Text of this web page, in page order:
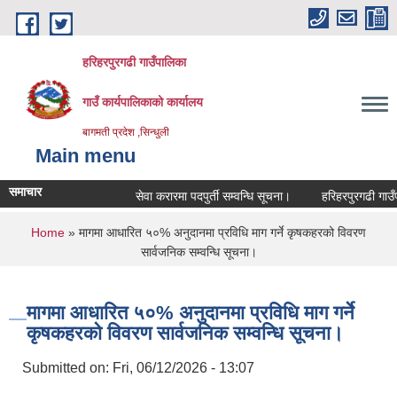
Skip to main content
हरिहरपुरगढी गाउँपालिका
गाउँ कार्यपालिकाको कार्यालय
बागमती प्रदेश ,सिन्धुली
Main menu
समाचार सेवा करारमा पदपुर्ती सम्वन्धि सूचना। हरिहरपुरगढी
You are here
Home » मागमा आधारित ५०% अनुदानमा प्रविधि माग गर्ने कृषकहरको विवरण
सार्वजनिक सम्वन्धि सूचना।
मागमा आधारित ५०% अनुदानमा प्रविधि माग गर्ने
कृषकहरको विवरण सार्वजनिक सम्वन्धि सूचना।
Submitted on: Fri, 06/12/2026 - 13:07